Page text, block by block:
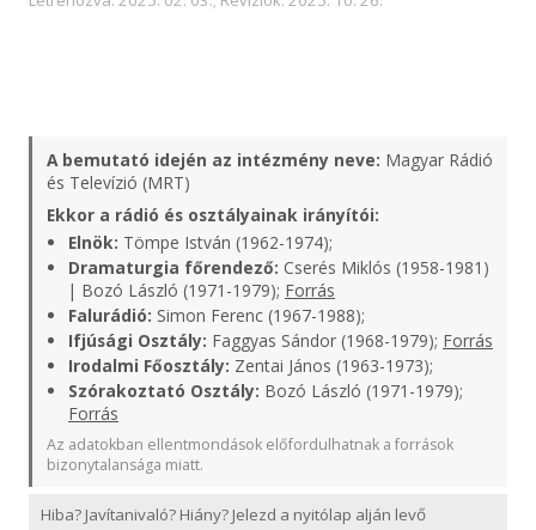
A bemutató idején az intézmény neve: Magyar Rádió
és Televízió (MRT)
Ekkor a rádió és osztályainak irányítói:
Elnök: Tömpe István (1962-1974);
Dramaturgia főrendező: Cserés Miklós (1958-1981)
| Bozó László (1971-1979); Forrás
Falurádió: Simon Ferenc (1967-1988);
Ifjúsági Osztály: Faggyas Sándor (1968-1979); Forrás
Irodalmi Főosztály: Zentai János (1963-1973);
Szórakoztató Osztály: Bozó László (1971-1979);
Forrás
Az adatokban ellentmondások előfordulhatnak a források
bizonytalansága miatt.
Hiba? Javítanivaló? Hiány? Jelezd a nyitólap alján levő